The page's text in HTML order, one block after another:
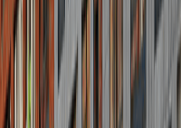
Срок
лет